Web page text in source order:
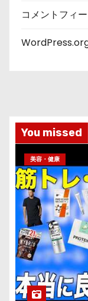
コメントフィ
You missed
美容・健康